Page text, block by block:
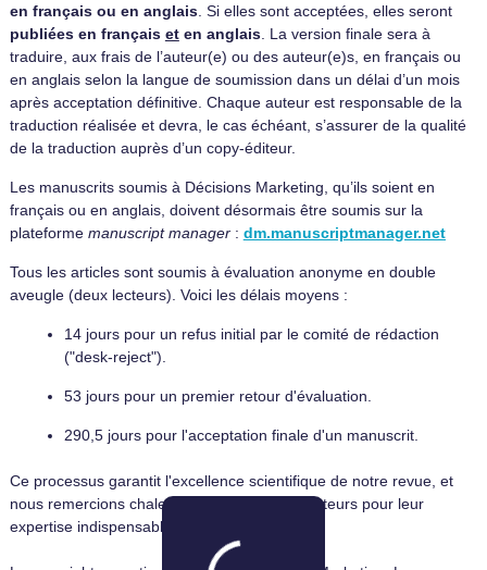
en français ou en anglais. Si elles sont acceptées, elles seront
publiées en français eten anglais. La version finale sera à
traduire, aux frais de l’auteur(e) ou des auteur(e)s, en français ou
en anglais selon la langue de soumission dans un délai d’un mois
après acceptation définitive. Chaque auteur est responsable de la
traduction réalisée et devra, le cas échéant, s’assurer de la qualité
de la traduction auprès d’un copy-éditeur.
Les manuscrits soumis à Décisions Marketing, qu’ils soient en
français ou en anglais, doivent désormais être soumis sur la
plateforme manuscript manager : dm.manuscriptmanager.net
Tous les articles sont soumis à évaluation anonyme en double
aveugle (deux lecteurs). Voici les délais moyens :
14 jours pour un refus initial par le comité de rédaction
("desk-reject").
53 jours pour un premier retour d'évaluation.
290,5 jours pour l'acceptation finale d'un manuscrit.
Ce processus garantit l'excellence scientifique de notre revue, et
nous remercions chaleureusement les évaluateurs pour leur
expertise indispensable.